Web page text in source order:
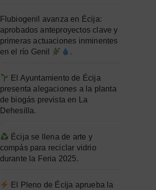
Flubiogenil avanza en Écija:
aprobados anteproyectos clave y
primeras actuaciones inminentes
en el río Genil
.
El Ayuntamiento de Écija
presenta alegaciones a la planta
de biogás prevista en La
Dehesilla.
Écija se llena de arte y
compás para reciclar vidrio
durante la Feria 2025.
El Pleno de Écija aprueba la